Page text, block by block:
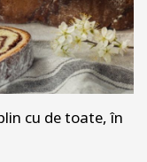
cu de toate, în